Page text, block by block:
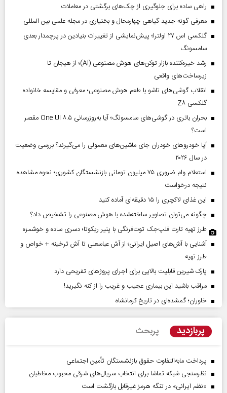
راهی ساده برای جلوگیری از چک‌های برگشتی در معاملات
معرفی گونه جدید گیاهی چهارمحال و بختیاری در مجله علمی بین المللی
گلکسی اس ۲۷ اولترا؛ پیش‌نمایشی از تغییرات بنیادین در پرچمدار بعدی
سامسونگ
رشد خیره‌کننده بازار توکن‌های هوش مصنوعی (AI)؛ از هیجان تا
زیرساخت‌های واقعی
انقلاب گوشی‌های تاشو‌ با طعم هوش مصنوعی؛ معرفی و مقایسه خانواده
گلکسی Z۸
بحران باتری در گوشی‌های سامسونگ؛ آیا به‌روزرسانی One UI ۸.۵ مقصر
است؟
آیا خودروهای خودران جای ماشین‌های معمولی را می‌گیرند؟ بررسی وضعیت
در سال ۲۰۲۶
استعلام وام ضروری ۷۵ میلیون تومانی بازنشستگان کشوری؛ نحوه مشاهده
نتیجه درخواست
این غذای لاکچری را ۱۵ دقیقه‌ای آماده کنید
چگونه می‌توان تصاویر ساخته‌شده با هوش مصنوعی را تشخیص داد؟
طرز تهیه تارت فلپ‌جک توت‌فرنگی با پنیر ریکوتا؛ دسری ساده و خوشمزه
آشنایی با آش‌های اصیل ایرانی؛ از آش عباسعلی تا آش ترخینه + خواص و
طرز تهیه
پارک شیرین قابلیت‌ بالایی برای اجرای پروژهای تفریحی دارد
مراقب باشید این بیماری عجیب و غریب را از کنه نگیرید!
خاوران؛ گمشده‌ای در تاریخ کرمانشاه
پربازدید پربحث
پرداخت مابه‌التفاوت حقوق بازنشستگان تأمین اجتماعی
نظرسنجی شبکه تماشا برای انتخاب سریال‌های شرقی محبوب مخاطبان
«نظم ایرانی» در تنگه هرمز غیرقابل بازگشت است